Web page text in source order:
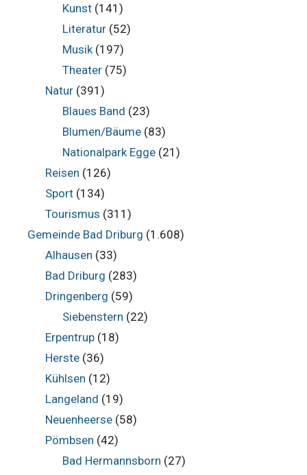
Kunst (141)
Literatur (52)
Musik (197)
Theater (75)
Natur(391)
Blaues Band (23)
Blumen/Bäume (83)
Nationalpark Egge (21)
Reisen (126)
Sport(134)
Tourismus (311)
Gemeinde Bad Driburg (1.608)
Alhausen (33)
Bad Driburg (283)
Dringenberg (59)
Siebenstern (22)
Erpentrup(18)
Herste(36)
Kühlsen (12)
Langeland (19)
Neuenheerse(58)
Pömbsen (42)
Bad Hermannsborn (27)